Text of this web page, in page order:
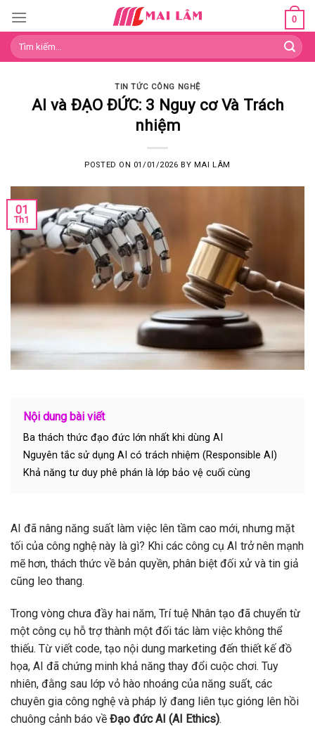
content
0
Tìm
kiếm:
TIN TỨC CÔNG NGHỆ
AI và ĐẠO ĐỨC: 3 Nguy cơ Và Trách
nhiệm
POSTED ON 01/01/2026 BY MAI LÂM
01
Th1
Nội dung bài viết
Ba thách thức đạo đức lớn nhất khi dùng AI
Nguyên tắc sử dụng AI có trách nhiệm (Responsible AI)
Khả năng tư duy phê phán là lớp bảo vệ cuối cùng
AI đã nâng năng suất làm việc lên tầm cao mới, nhưng mặt
tối của công nghệ này là gì? Khi các công cụ AI trở nên mạnh
mẽ hơn, thách thức về bản quyền, phân biệt đối xử và tin giả
cũng leo thang.
Trong vòng chưa đầy hai năm, Trí tuệ Nhân tạo đã chuyển từ
một công cụ hỗ trợ thành một đối tác làm việc không thể
thiếu. Từ viết code, tạo nội dung marketing đến thiết kế đồ
họa, AI đã chứng minh khả năng thay đổi cuộc chơi. Tuy
nhiên, đằng sau lớp vỏ hào nhoáng của năng suất, các
chuyên gia công nghệ và pháp lý đang liên tục gióng lên hồi
chuông cảnh báo về Đạo đức AI (AI Ethics).